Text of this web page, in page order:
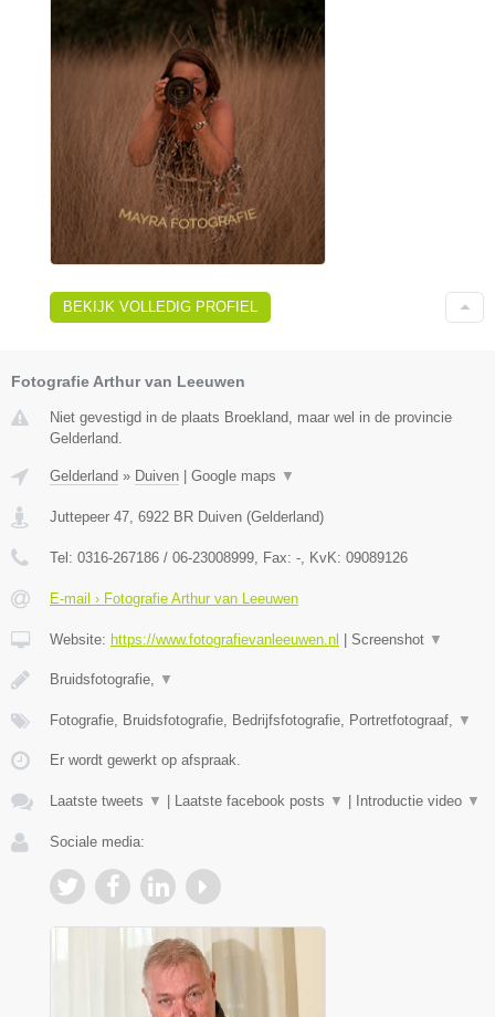
BEKIJK VOLLEDIG PROFIEL
Fotografie Arthur van Leeuwen
Niet gevestigd in de plaats Broekland, maar wel in de provincie
Gelderland.
Gelderland » Duiven Google maps ▼
Juttepeer 47, 6922 BR Duiven (Gelderland)
Tel: 0316-267186 / 06-23008999, Fax: -, KvK: 09089126
E-mail › Fotografie Arthur van Leeuwen
Website: https://www.fotografievanleeuwen.nl Screenshot ▼
Bruidsfotografie, ▼
Fotografie, Bruidsfotografie, Bedrijfsfotografie, Portretfotograaf, ▼
Er wordt gewerkt op afspraak.
Laatste tweets ▼ Laatste facebook posts ▼ Introductie video ▼
Sociale media: